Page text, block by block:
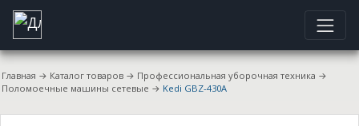
Главная → Каталог товаров → Профессиональная уборочная техника →
Поломоечные машины сетевые → Kedi GBZ-430A